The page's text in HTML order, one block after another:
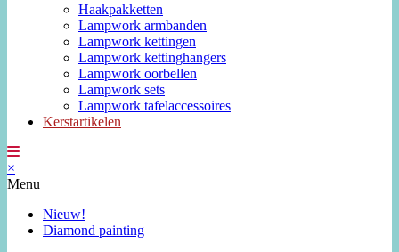
Haakpakketten
Lampwork armbanden
Lampwork kettingen
Lampwork kettinghangers
Lampwork oorbellen
Lampwork sets
Lampwork tafelaccessoires
Kerstartikelen
×
Menu
Nieuw!
Diamond painting